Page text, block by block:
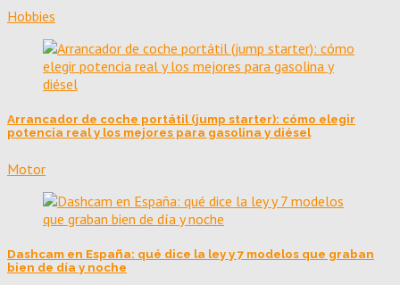
Hobbies
Arrancador de coche portátil (jump starter): cómo elegir
potencia real y los mejores para gasolina y diésel
Motor
Dashcam en España: qué dice la ley y 7 modelos que graban
bien de día y noche